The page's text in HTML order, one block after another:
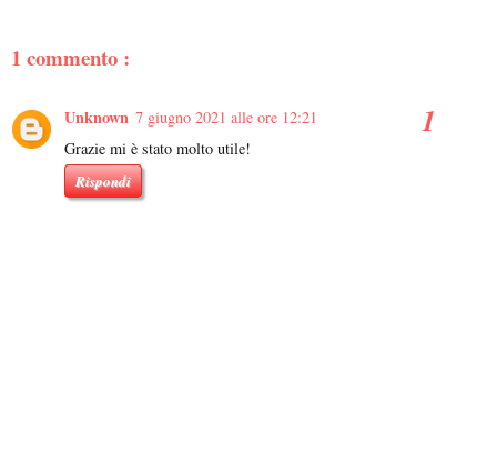
1 commento :
Unknown 7 giugno 2021 alle ore 12:21
Grazie mi è stato molto utile!
Rispondi